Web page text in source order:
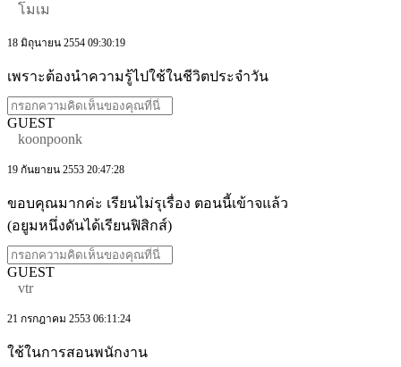
โมเม
18 มิถุนายน 2554 09:30:19
เพราะต้องนำความรู้ไปใช้ในชีวิตประจำวัน
GUEST
koonpoonk
19 กันยายน 2553 20:47:28
ขอบคุณมากค่ะ เรียนไม่รุเรื่อง ตอนนี้เข้าจแล้ว
(อยูมหนึ่งดันได้เรียนฟิสิกส์)
GUEST
vtr
21 กรกฎาคม 2553 06:11:24
ใช้ในการสอนพนักงาน